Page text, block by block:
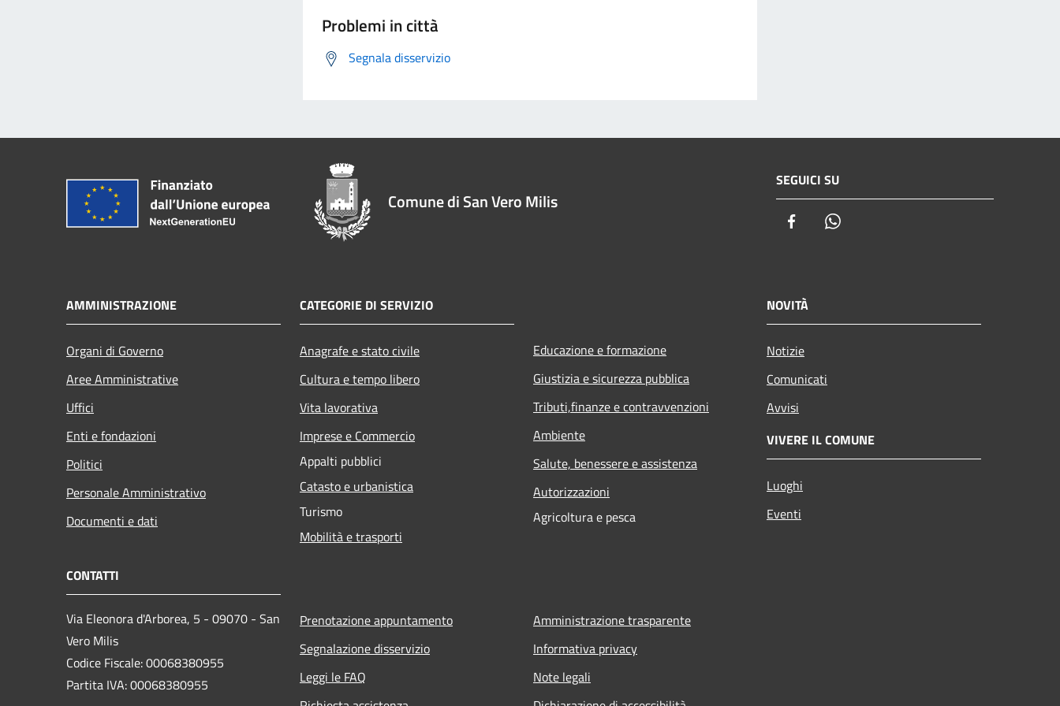
Problemi in città
Segnala disservizio
Comune di San Vero Milis
SEGUICI SU
Facebook
AMMINISTRAZIONE
Organi di Governo
Aree Amministrative
Uffici
Enti e fondazioni
Politici
Personale Amministrativo
Documenti e dati
CATEGORIE DI SERVIZIO
Anagrafe e stato civile
Cultura e tempo libero
Vita lavorativa
Imprese e Commercio
Appalti pubblici
Catasto e urbanistica
Turismo
Mobilità e trasporti
Educazione e formazione
Giustizia e sicurezza pubblica
Tributi,finanze e contravvenzioni
Ambiente
Salute, benessere e assistenza
Autorizzazioni
Agricoltura e pesca
NOVITÀ
Notizie
Comunicati
Avvisi
VIVERE IL COMUNE
Luoghi
Eventi
CONTATTI
Via Eleonora d'Arborea, 5 - 09070 - San
Vero Milis
Codice Fiscale: 00068380955
Partita IVA: 00068380955
Prenotazione appuntamento
Segnalazione disservizio
Leggi le FAQ
Amministrazione trasparente
Informativa privacy
Note legali